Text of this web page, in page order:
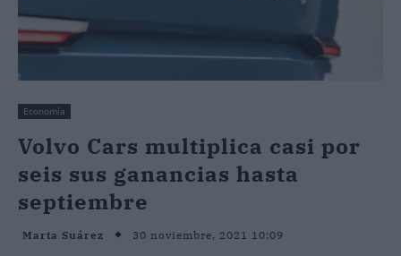
Economía
Volvo Cars multiplica casi por
seis sus ganancias hasta
septiembre
Marta Suárez 30 noviembre, 2021 10:09